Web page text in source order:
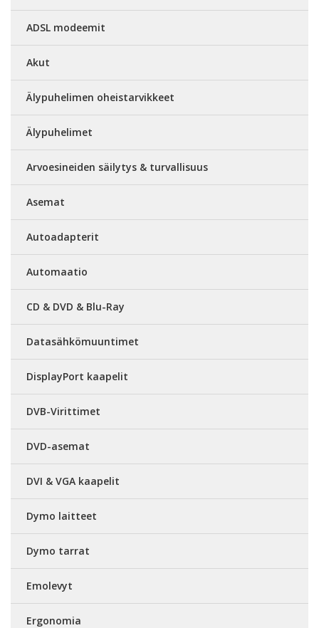
ADSL modeemit
Akut
Älypuhelimen oheistarvikkeet
Älypuhelimet
Arvoesineiden säilytys & turvallisuus
Asemat
Autoadapterit
Automaatio
CD & DVD & Blu-Ray
Datasähkömuuntimet
DisplayPort kaapelit
DVB-Virittimet
DVD-asemat
DVI & VGA kaapelit
Dymo laitteet
Dymo tarrat
Emolevyt
Ergonomia